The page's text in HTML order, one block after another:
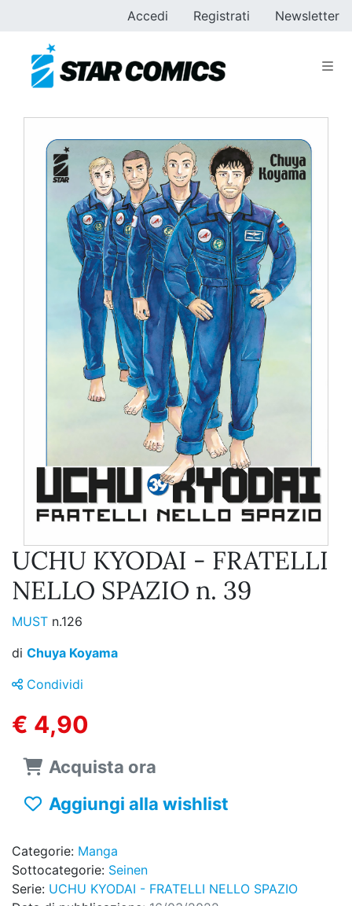
Accedi Registrati Newsletter
UCHU KYODAI - FRATELLI
NELLO SPAZIO n. 39
MUST n.126
di Chuya Koyama
Condividi
€ 4,90
Acquista ora
Aggiungi alla wishlist
Categorie: Manga
Sottocategorie: Seinen
Serie: UCHU KYODAI - FRATELLI NELLO SPAZIO